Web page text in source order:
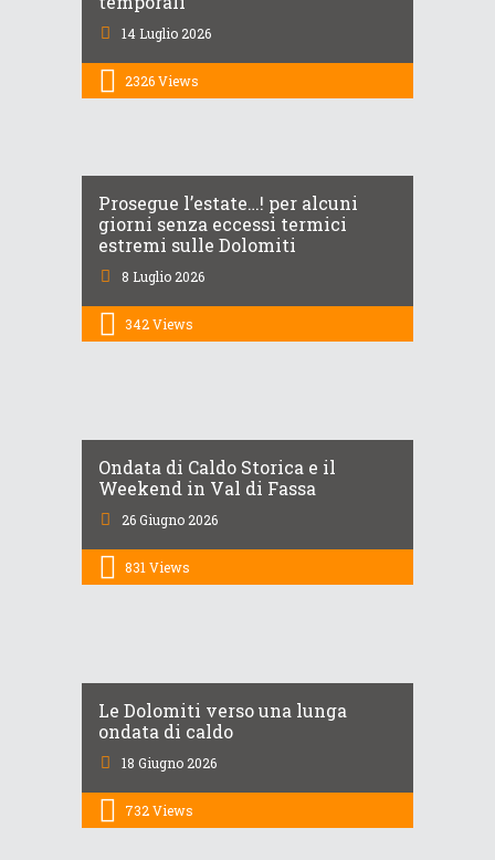
14 Luglio 2026
2326Views
Prosegue l’estate…! per alcuni
giorni senza eccessi termici
estremi sulle Dolomiti
8 Luglio 2026
342Views
Ondata di Caldo Storica e il
Weekend in Val di Fassa
26 Giugno 2026
831 Views
Le Dolomiti verso una lunga
ondata di caldo
18 Giugno 2026
732Views